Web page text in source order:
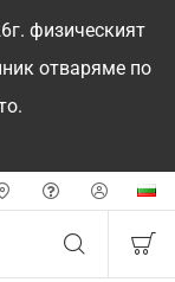
физическият
отваряме по